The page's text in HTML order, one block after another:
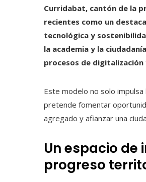
Curridabat, cantón de la
recientes como un
tecnológica y
la academia y la
procesos de
Este modelo no solo
pretende fomentar
agregado y afianzar una
Un espacio
progreso